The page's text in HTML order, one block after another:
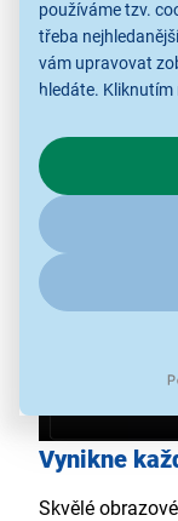
používáme tzv.
třeba
vám upravovat
hledáte. Kliknutím
chování na webu
zajímají detaily,
kliknětesem.
všechny
3 840 × 2 160
a pořady na
Vynikne
Skvělé